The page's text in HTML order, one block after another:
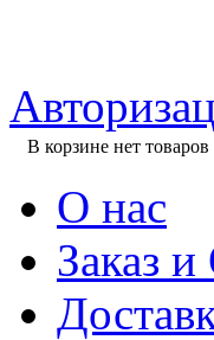
В корзине нет товаров
О нас
Заказ